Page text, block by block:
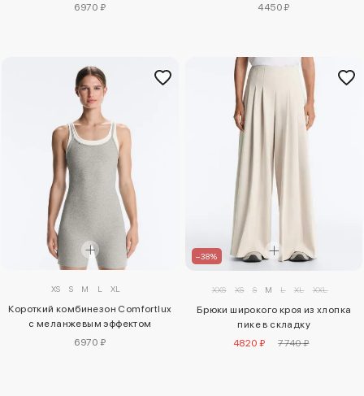
6970 ₽
4450 ₽
XS S M L XL
Короткий комбинезон Comfortlux
с меланжевым эффектом
6970 ₽
–38%
XXS XS S M L XL XXL
Брюки широкого кроя из хлопка
пике в складку
4820 ₽
7740 ₽